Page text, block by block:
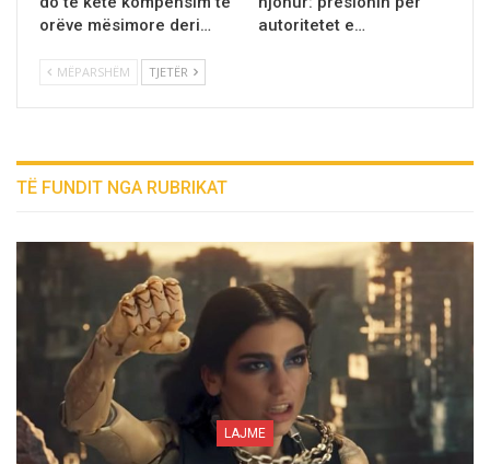
orëve mësimore deri…
autoritetet e…
MËPARSHËM TJETËR
TË FUNDIT NGA RUBRIKAT
LAJME